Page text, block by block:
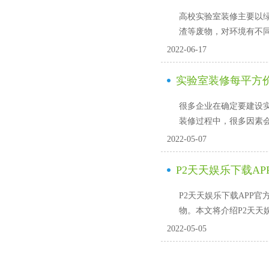
高校实验室装修主要以绿色
渣等废物，对环境
2022-06-17
实验室装修每平方
很多企业在确定要建设实
装修过程中，很多因素
2022-05-07
P2天天娱乐下载
P2天天娱乐下载APP官
物。本文将介绍P2天
2022-05-05